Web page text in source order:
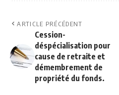
ARTICLE PRÉCÉDENT
Cession-
déspécialisation pour
cause de retraite et
démembrement de
propriété du fonds.